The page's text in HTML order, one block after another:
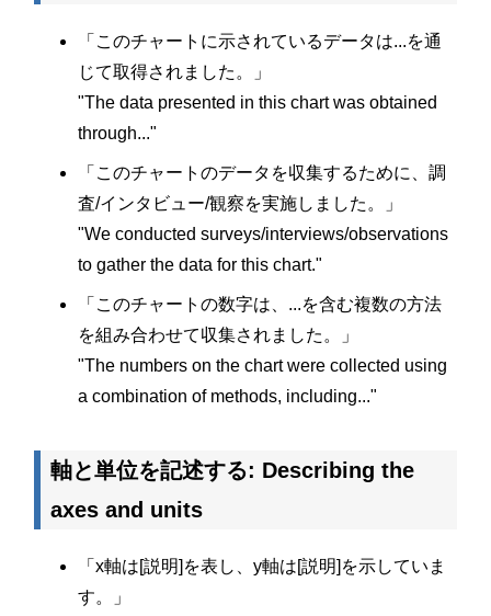
「このチャートに示されているデータは...を通
じて取得されました。」
"The data presented in this chart was obtained
through..."
「このチャートのデータを収集するために、調
査/インタビュー/観察を実施しました。」
"We conducted surveys/interviews/observations
to gather the data for this chart."
「このチャートの数字は、...を含む複数の方法
を組み合わせて収集されました。」
"The numbers on the chart were collected using
a combination of methods, including..."
軸と単位を記述する: Describing the
axes and units
「x軸は[説明]を表し、y軸は[説明]を示していま
す。」